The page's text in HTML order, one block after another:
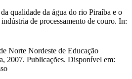
qualidade da água do rio Piraíba e o
de processamento de couro. In:
Norte Nordeste de Educação
2007. Publicações. Disponível em: